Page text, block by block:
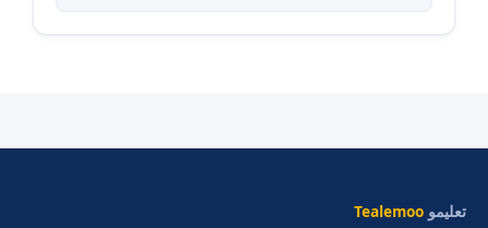
تعليمو Tealemoo